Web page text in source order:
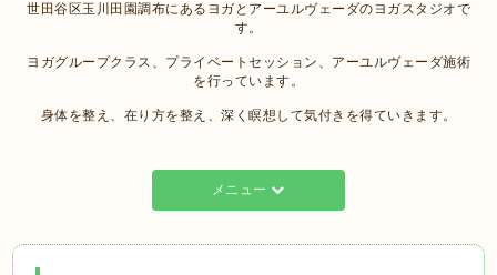
世田谷区玉川田園調布にあるヨガとアーユルヴェーダのヨガスタジオで
す。
ヨガグループクラス、プライベートセッション、アーユルヴェーダ施術
を行っています。
身体を整え、在り方を整え、深く瞑想して気付きを得ていきます。
メニュー